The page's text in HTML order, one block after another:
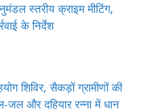
स्तरीय क्राइम मीटिंग,
के निर्देश
शिविर, सैकड़ों ग्रामीणों की
और दहियार रन्ना में धान